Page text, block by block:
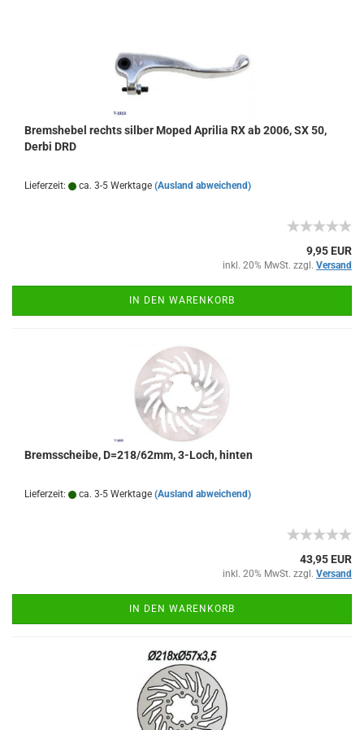
Bremshebel rechts silber Moped Aprilia RX ab 2006, SX 50,
Derbi DRD
Lieferzeit: ca. 3-5 Werktage (Ausland abweichend)
9,95 EUR
inkl. 20% MwSt. zzgl. Versand
IN DEN WARENKORB
Bremsscheibe, D=218/62mm, 3-Loch, hinten
Lieferzeit: ca. 3-5 Werktage (Ausland abweichend)
43,95 EUR
inkl. 20% MwSt. zzgl. Versand
IN DEN WARENKORB